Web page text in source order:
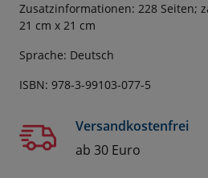
Zusatzinformationen: 228 Seiten;
21 cm x 21 cm
Sprache: Deutsch
ISBN: 978-3-99103-077-5
Versandkostenfrei
ab 30 Euro